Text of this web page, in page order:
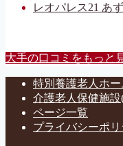
レオパレス21 あ
大手の口コミをもっと
特別養護老人ホ
介護老人保健施設
ページ一覧
プライバシーポリ